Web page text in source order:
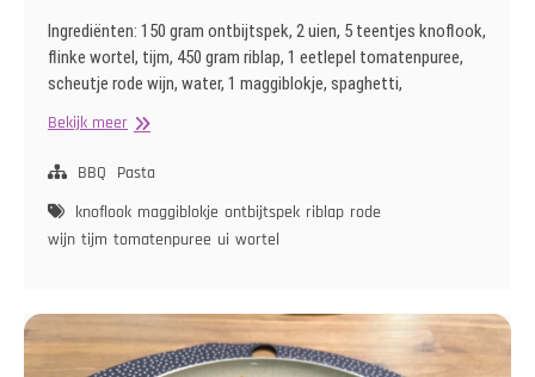
Ingrediënten: 150 gram ontbijtspek, 2 uien, 5 teentjes knoflook,
flinke wortel, tijm, 450 gram riblap, 1 eetlepel tomatenpuree,
scheutje rode wijn, water, 1 maggiblokje, spaghetti,
Bekijk meerSpaghetti
van
Barbecue
BBQ
Pasta
knoflook maggiblokje ontbijtspek riblap rode
wijn tijm tomatenpuree ui wortel